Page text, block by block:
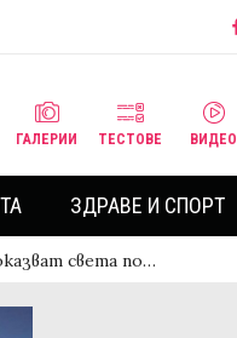
ГАЛЕРИИ ТЕСТОВЕ ВИДЕО
ЗДРАВЕ И СПОРТ
света по…